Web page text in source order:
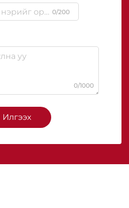
0/200
0/1000
Илгээх